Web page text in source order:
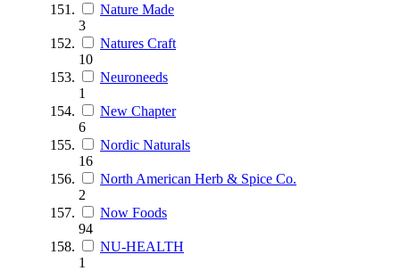
Nature Made
3
Natures Craft
10
Neuroneeds
1
New Chapter
6
Nordic Naturals
16
North American Herb & Spice Co.
2
Now Foods
94
NU-HEALTH
1